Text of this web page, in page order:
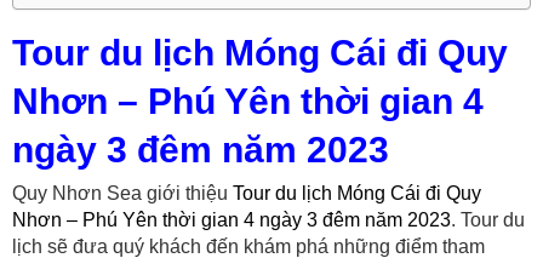
Tour du lịch Móng Cái đi Quy
Nhơn – Phú Yên thời gian 4
ngày 3 đêm năm 2023
Quy Nhơn Sea giới thiệu Tour du lịch Móng Cái đi Quy
Nhơn – Phú Yên thời gian 4 ngày 3 đêm năm 2023. Tour du
lịch sẽ đưa quý khách đến khám phá những điểm tham